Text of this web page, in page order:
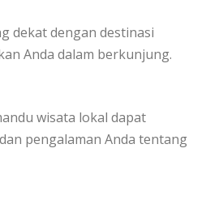
dekat dengan destinasi
Anda dalam berkunjung.
wisata lokal dapat
pengalaman Anda tentang